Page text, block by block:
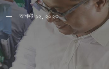
আগস্ট ১২, ২০২৩